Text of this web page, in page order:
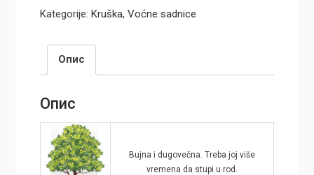
Kategorije: Kruška, Voćne sadnice
Опис
Опис
Bujna i dugovečna. Treba joj više
vremena da stupi u rod.